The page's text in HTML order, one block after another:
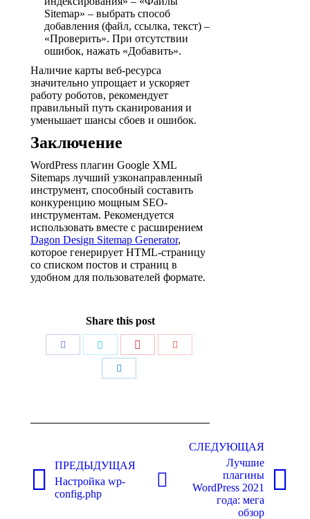
Sitemap» – выбрать способ
добавления (файл, ссылка, текст) –
«Проверить». При отсутствии
ошибок, нажать «Добавить».
Наличие карты веб-ресурса
значительно упрощает и ускоряет
работу роботов, рекомендует
правильный путь сканирования и
уменьшает шансы сбоев и ошибок.
Заключение
WordPress плагин Google XML
Sitemaps лучший узконаправленный
инструмент, способный составить
конкуренцию мощным SEO-
инструментам. Рекомендуется
использовать вместе с расширением
Dagon Design Sitemap Generator,
которое генерирует HTML-страницу
со списком постов и страниц в
удобном для пользователей формате.
Share this post
ПоделитьсяПоделитьсяПоделитьсяПоделиться
Поделиться
записям
ПРЕДЫДУЩАЯ
Предыдущая
запись:
Настройка wp-
config.php
СЛЕДУЮЩАЯ
Следующая
запись:
Лучшие
плагины
WordPress 2021
года: мега
обзор